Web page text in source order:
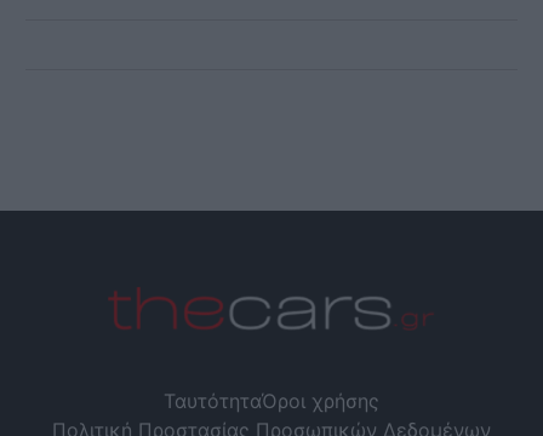
ΤαυτότηταΌροι χρήσης
Πολιτική Προστασίας Προσωπικών Δεδομένων